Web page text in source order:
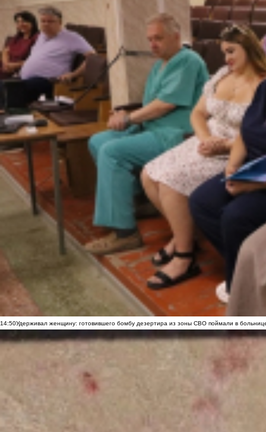
14:50Удерживал женщину: готовившего бомбу дезертира из зоны СВО поймали в